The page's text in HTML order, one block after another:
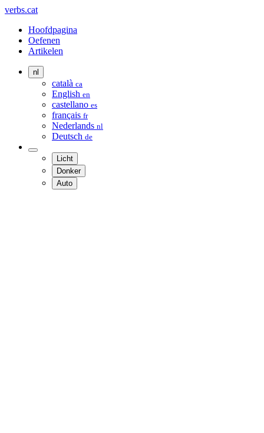
verbs.cat
Hoofdpagina
Oefenen
Artikelen
nl
català ca
English en
castellano es
français fr
Nederlands nl
Deutsch de
Licht
Donker
Auto